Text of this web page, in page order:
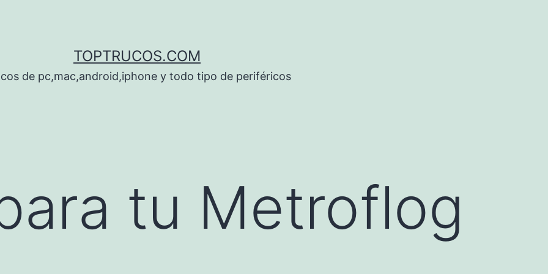
TOPTRUCOS.COM
de pc,mac,android,iphone y todo tipo de periféricos
tu Metroflog